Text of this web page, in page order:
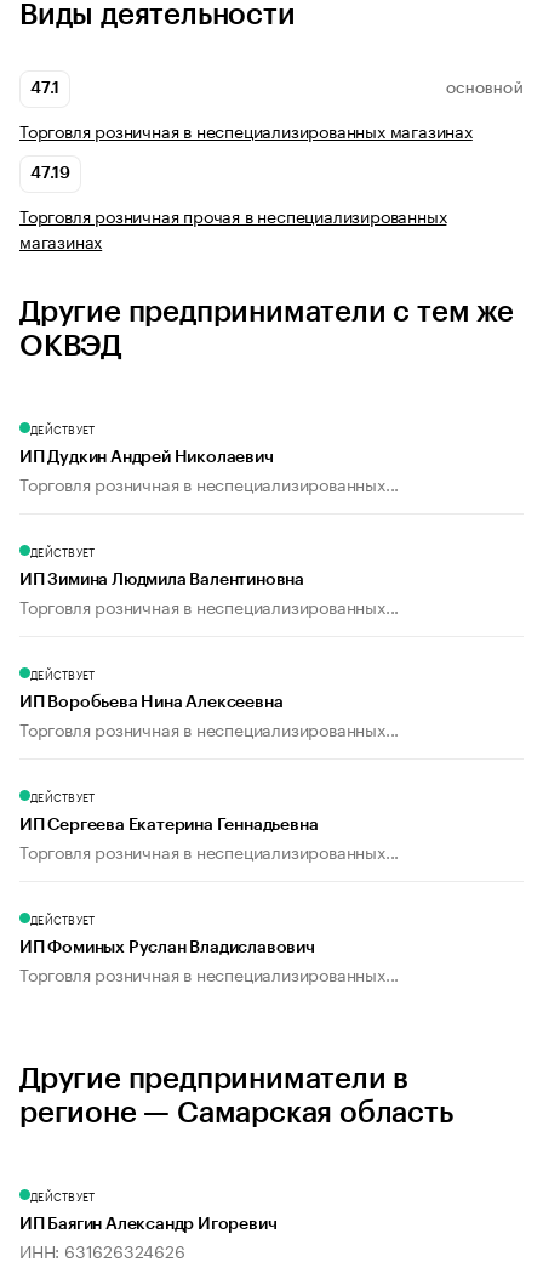
Виды деятельности
47.1 ОСНОВНОЙ
Торговля розничная в неспециализированных магазинах
47.19
Торговля розничная прочая в неспециализированных
магазинах
Другие предприниматели с тем же
ОКВЭД
ДЕЙСТВУЕТ
ИП Дудкин Андрей Николаевич
Торговля розничная в неспециализированных...
ДЕЙСТВУЕТ
ИП Зимина Людмила Валентиновна
Торговля розничная в неспециализированных...
ДЕЙСТВУЕТ
ИП Воробьева Нина Алексеевна
Торговля розничная в неспециализированных...
ДЕЙСТВУЕТ
ИП Сергеева Екатерина Геннадьевна
Торговля розничная в неспециализированных...
ДЕЙСТВУЕТ
ИП Фоминых Руслан Владиславович
Торговля розничная в неспециализированных...
Другие предприниматели в
регионе — Самарская область
ДЕЙСТВУЕТ
ИП Баягин Александр Игоревич
ИНН: 631626324626